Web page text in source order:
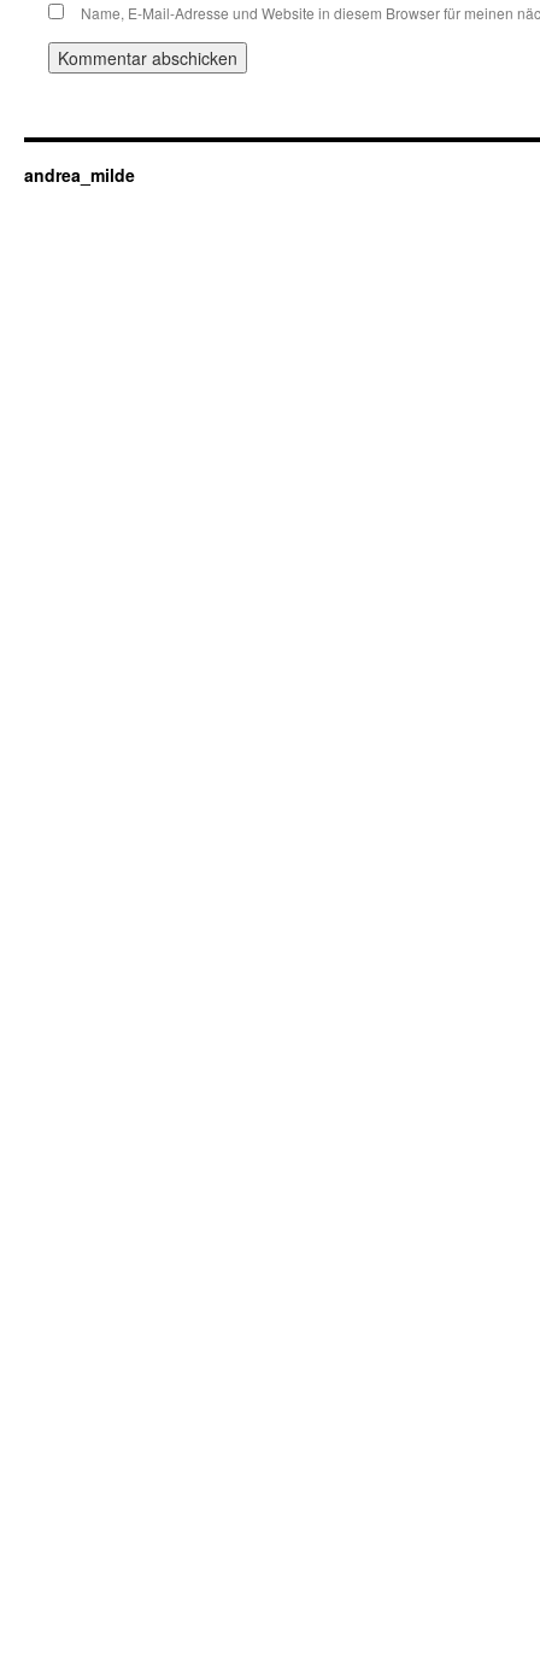
Name, E-Mail-Adresse und Website in diesem Browser für meinen
andrea_milde